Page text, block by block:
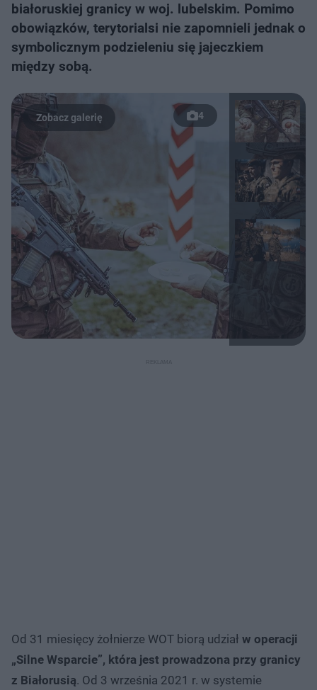
białoruskiej granicy w woj. lubelskim. Pomimo
obowiązków, terytorialsi nie zapomnieli jednak o
symbolicznym podzieleniu się jajeczkiem
między sobą.
4
Od 31 miesięcy żołnierze WOT biorą udział w operacji
„Silne Wsparcie”, która jest prowadzona przy granicy
z Białorusią. Od 3 września 2021 r. w systemie